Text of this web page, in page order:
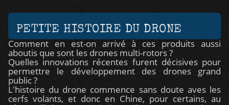
PETITE HISTOIRE DU DRONE
Comment en est-on arrivé à ces produits aussi
aboutis que sont les drones multi-rotors ?
Quelles innovations récentes furent décisives pour
permettre le développement des drones grand
public ?
L'histoire du drone commence sans doute aves les
cerfs volants, et donc en Chine, pour certains, au